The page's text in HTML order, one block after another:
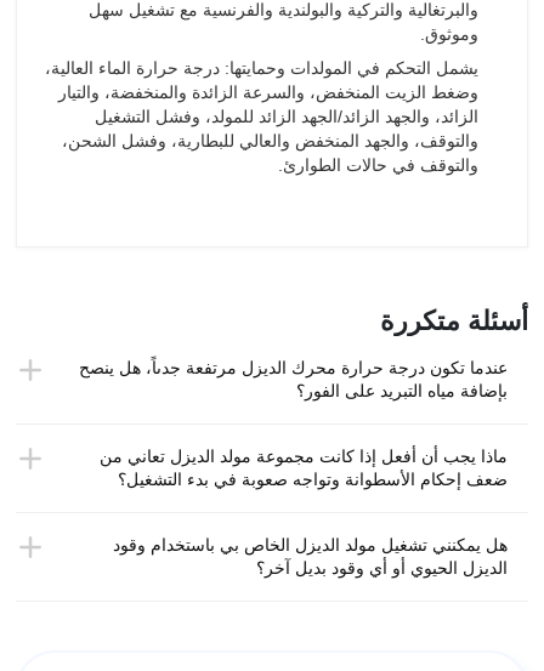
والبرتغالية والتركية والبولندية والفرنسية مع تشغيل سهل
وموثوق.
يشمل التحكم في المولدات وحمايتها: درجة حرارة الماء العالية،
وضغط الزيت المنخفض، والسرعة الزائدة والمنخفضة، والتيار
الزائد، والجهد الزائد/الجهد الزائد للمولد، وفشل التشغيل
والتوقف، والجهد المنخفض والعالي للبطارية، وفشل الشحن،
والتوقف في حالات الطوارئ.
أسئلة متكررة
عندما تكون درجة حرارة محرك الديزل مرتفعة جدىاً، هل ينصح
بإضافة مياه التبريد على الفور؟
ماذا يجب أن أفعل إذا كانت مجموعة مولد الديزل تعاني من
ضعف إحكام الأسطوانة وتواجه صعوبة في بدء التشغيل؟
هل يمكنني تشغيل مولد الديزل الخاص بي باستخدام وقود
الديزل الحيوي أو أي وقود بديل آخر؟